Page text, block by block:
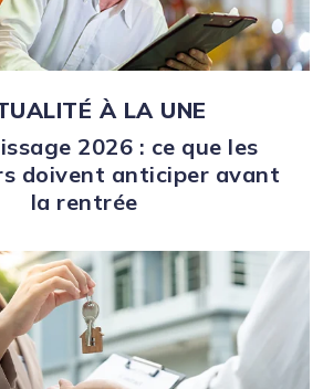
À LA UNE
2026 : ce que les
doivent anticiper avant
la rentrée